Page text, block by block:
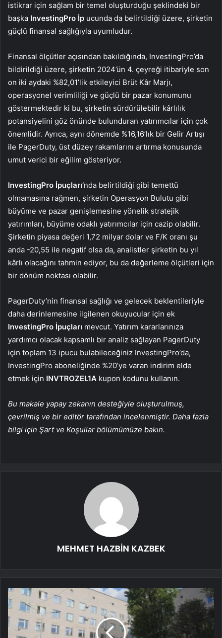
istikrar için sağlam bir temel oluşturduğu şeklindeki bir
başka InvestingPro İp ucunda da belirtildiği üzere, şirketin
güçlü finansal sağlığıyla uyumludur.
Finansal ölçütler açısından bakıldığında, InvestingPro’da
bildirildiği üzere, şirketin 2024’ün 4. çeyreği itibariyle son
on iki aydaki %82,01’lik etkileyici Brüt Kâr Marjı,
operasyonel verimliliği ve güçlü bir pazar konumunu
göstermektedir ki bu, şirketin sürdürülebilir kârlılık
potansiyelini göz önünde bulunduran yatırımcılar için çok
önemlidir. Ayrıca, aynı dönemde %16,16’lık bir Gelir Artışı
ile PagerDuty, üst düzey rakamlarını artırma konusunda
umut verici bir eğilim gösteriyor.
InvestingPro İpuçları’nda belirtildiği gibi temettü
olmamasına rağmen, şirketin Operasyon Bulutu gibi
büyüme ve pazar genişlemesine yönelik stratejik
yatırımları, büyüme odaklı yatırımcılar için cazip olabilir.
Şirketin piyasa değeri 1,72 milyar dolar ve F/K oranı şu
anda -20,55 ile negatif olsa da, analistler şirketin bu yıl
kârlı olacağını tahmin ediyor, bu da değerleme ölçütleri için
bir dönüm noktası olabilir.
PagerDuty’nin finansal sağlığı ve gelecek beklentileriyle
daha derinlemesine ilgilenen okuyucular için ek
InvestingPro İpuçları mevcut. Yatırım kararlarınıza
yardımcı olacak kapsamlı bir analiz sağlayan PagerDuty
için toplam 13 ipucu bulabileceğiniz InvestingPro’da,
InvestingPro aboneliğinde %20’ye varan indirim elde
etmek için INVTROZEL1A kupon kodunu kullanın.
Bu makale yapay zekanın desteğiyle oluşturulmuş,
çevrilmiş ve bir editör tarafından incelenmiştir. Daha fazla
bilgi için Şart ve Koşullar bölümümüze bakın.
MEHMET HAZBİN KAZBEK